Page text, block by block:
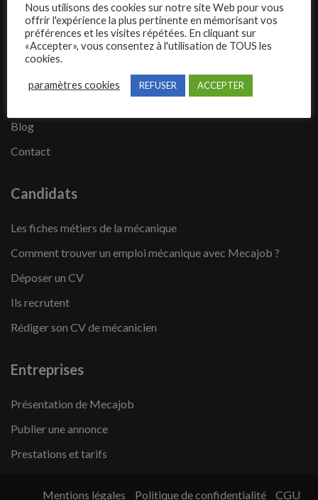
Présentation de Mecajob
Publier une annonce
Blog
Contact
Candidats
Les fiches métiers de la mécanique
Comment trouver un emploi mécanique avec Mecajob ?
Déposer un CV
Ils recrutent
Rédiger son CV de mécanicien
Entreprises
Présentation de Mecajob
Publier une annonce
Prestations et tarifs
Mentions légales Politique de confidentialité CGU
Nous utilisons des cookies sur notre site Web pour vous
offrir l'expérience la plus pertinente en mémorisant vos
préférences et les visites répétées. En cliquant sur
«Accepter», vous consentez à l'utilisation de TOUS les
cookies.
paramètres cookies REFUSER ACCEPTER